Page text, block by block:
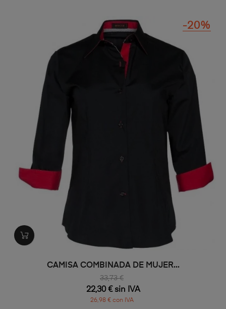
CAMISA COMBINADA DE MUJER...
33,73 €
-20%
22,30 € sin IVA
26,98 € con IVA